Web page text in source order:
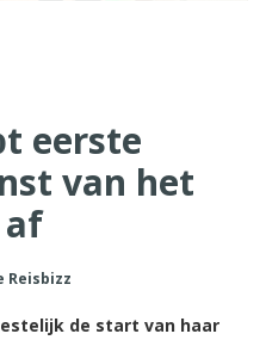
eerste
van het
Reisbizz
de start van haar